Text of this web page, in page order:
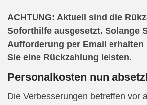
ACHTUNG: Aktuell sind die
Soforthilfe ausgesetzt. Solange
Aufforderung per Email erhalten
Sie eine Rückzahlung leisten.
Personalkosten nun
Die Verbesserungen betreffen vor